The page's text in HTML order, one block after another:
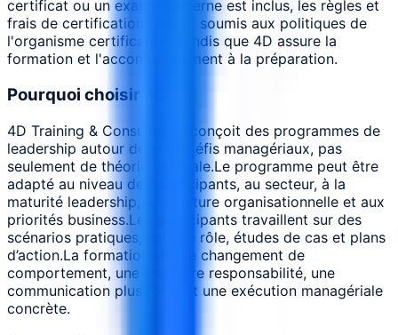
certificat ou un examen externe est inclus, les règles et
frais de certification restent soumis aux politiques de
l'organisme certificateur, tandis que 4D assure la
formation et l'accompagnement à la préparation.
Pourquoi choisir 4D
4D Training & Consultancy conçoit des programmes de
leadership autour de vrais défis managériaux, pas
seulement de théorie générale.Le programme peut être
adapté au niveau des participants, au secteur, à la
maturité leadership, à la culture organisationnelle et aux
priorités business.Les participants travaillent sur des
scénarios pratiques, jeux de rôle, études de cas et plans
d’action.La formation vise le changement de
comportement, une meilleure responsabilité, une
communication plus forte et une exécution managériale
concrète.